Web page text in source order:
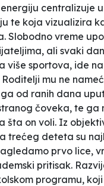
centralizuje
te koja vizualizira
Slobodno vreme
ali svaki
više sportova, ide
mu ne
od ranih dana
čoveka, te ga
šta on voli. Iz
trećeg deteta su
prvo lice,
pritisak.
programu,